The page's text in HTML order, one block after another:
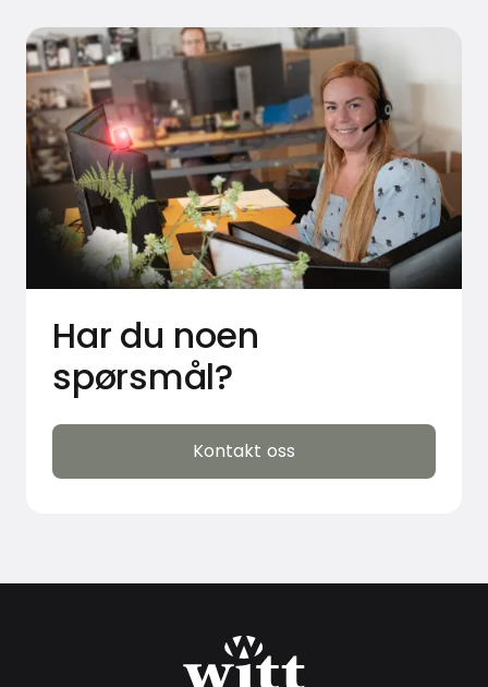
Har du noen
spørsmål?
Kontakt oss
Kontakt oss